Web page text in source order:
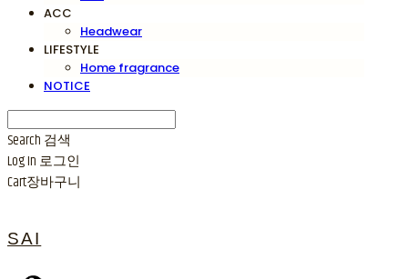
ACC
Headwear
LIFESTYLE
Home fragrance
NOTICE
Search 검색
Log In 로그인
Cart장바구니
SAI